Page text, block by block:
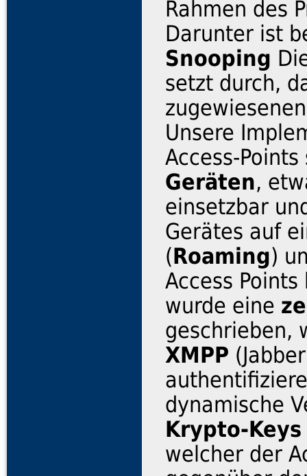
Rahmen des
Darunter ist
Snooping
setzt durch,
Unsere
Access-
Geräten,
einsetzbar
Gerätes auf
(Roaming)
Access
wurde eine
geschrieben,
XMPP
dynamische
Krypto-Keys
welcher der